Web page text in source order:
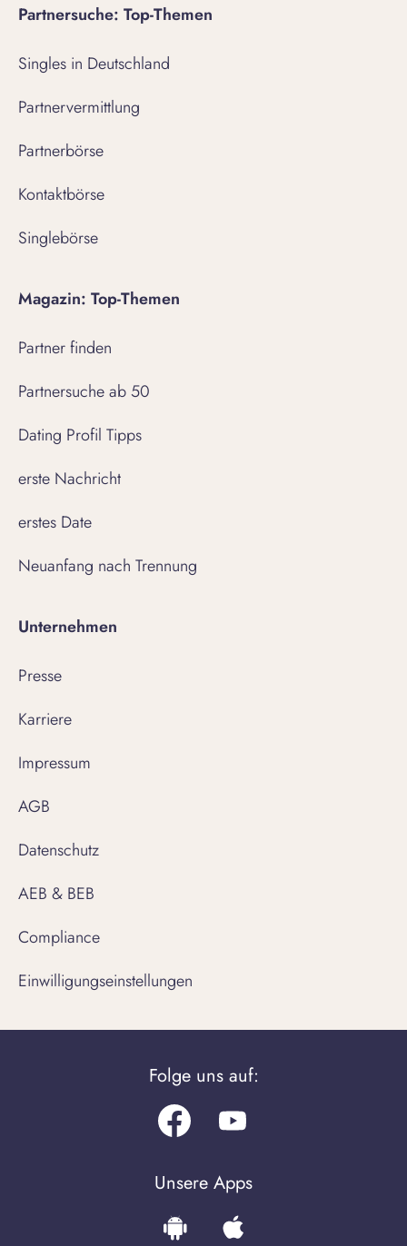
Partnersuche: Top-Themen
Singles in Deutschland
Partnervermittlung
Partnerbörse
Kontaktbörse
Singlebörse
Magazin: Top-Themen
Partner finden
Partnersuche ab 50
Dating Profil Tipps
erste Nachricht
erstes Date
Neuanfang nach Trennung
Unternehmen
Presse
Karriere
Impressum
AGB
Datenschutz
AEB & BEB
Compliance
Einwilligungseinstellungen
Folge uns auf:
FacebookYoutube.com
Unsere Apps
DownloadDownload